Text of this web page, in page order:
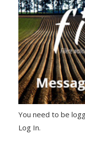
You need to be
Log In.